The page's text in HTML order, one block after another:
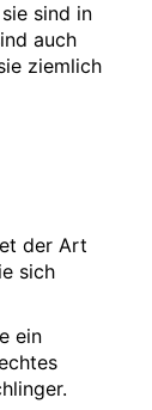
sind in
auch
ziemlich
der Art
sich
ein